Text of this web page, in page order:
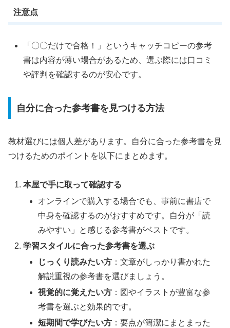
注意点
「〇〇だけで合格！」というキャッチコピーの参考
書は内容が薄い場合があるため、選ぶ際には口コミ
や評判を確認するのが安心です。
自分に合った参考書を見つける方法
教材選びには個人差があります。自分に合った参考書を見
つけるためのポイントを以下にまとめます。
本屋で手に取って確認する
オンラインで購入する場合でも、事前に書店で
中身を確認するのがおすすめです。自分が「読
みやすい」と感じる参考書がベストです。
学習スタイルに合った参考書を選ぶ
じっくり読みたい方 ：文章がしっかり書かれた
解説重視の参考書を選びましょう。
視覚的に覚えたい方 ：図やイラストが豊富な参
考書を選ぶと効果的です。
短期間で学びたい方 ：要点が簡潔にまとまった